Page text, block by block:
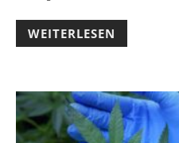
WEITERLESEN